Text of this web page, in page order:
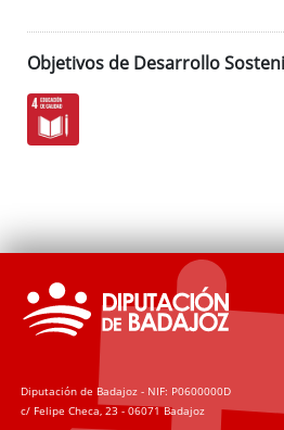
Objetivos de Desarrollo
Diputación de Badajoz - NIF: P0600000D
c/ Felipe Checa, 23 - 06071 Badajoz